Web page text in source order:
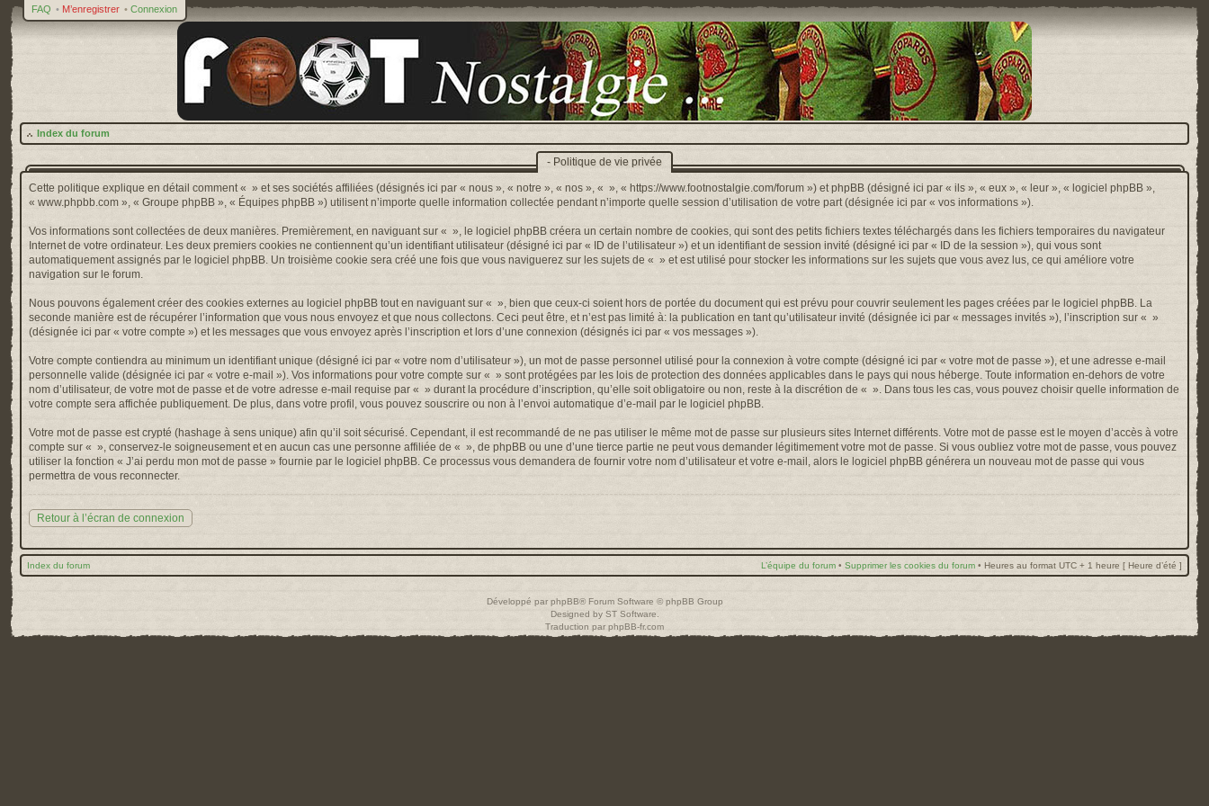
FAQ • M’enregistrer • Connexion
Index du forum
- Politique de vie privée
Cette politique explique en détail comment « » et ses sociétés affiliées (désignés ici par « nous », « notre », « nos », « », « https://www.footnostalgie.com/forum ») et phpBB (désigné ici par « ils », « eux », « leur », « logiciel phpBB »,
« www.phpbb.com », « Groupe phpBB », « Équipes phpBB ») utilisent n’importe quelle information collectée pendant n’importe quelle session d’utilisation de votre part (désignée ici par « vos informations »).
Vos informations sont collectées de deux manières. Premièrement, en naviguant sur « », le logiciel phpBB créera un certain nombre de cookies, qui sont des petits fichiers textes téléchargés dans les fichiers temporaires du navigateur
Internet de votre ordinateur. Les deux premiers cookies ne contiennent qu’un identifiant utilisateur (désigné ici par « ID de l’utilisateur ») et un identifiant de session invité (désigné ici par « ID de la session »), qui vous sont
automatiquement assignés par le logiciel phpBB. Un troisième cookie sera créé une fois que vous naviguerez sur les sujets de « » et est utilisé pour stocker les informations sur les sujets que vous avez lus, ce qui améliore votre
navigation sur le forum.
Nous pouvons également créer des cookies externes au logiciel phpBB tout en naviguant sur « », bien que ceux-ci soient hors de portée du document qui est prévu pour couvrir seulement les pages créées par le logiciel phpBB. La
seconde manière est de récupérer l’information que vous nous envoyez et que nous collectons. Ceci peut être, et n’est pas limité à: la publication en tant qu’utilisateur invité (désignée ici par « messages invités »), l’inscription sur « »
(désignée ici par « votre compte ») et les messages que vous envoyez après l’inscription et lors d’une connexion (désignés ici par « vos messages »).
Votre compte contiendra au minimum un identifiant unique (désigné ici par « votre nom d’utilisateur »), un mot de passe personnel utilisé pour la connexion à votre compte (désigné ici par « votre mot de passe »), et une adresse e-mail
personnelle valide (désignée ici par « votre e-mail »). Vos informations pour votre compte sur « » sont protégées par les lois de protection des données applicables dans le pays qui nous héberge. Toute information en-dehors de votre
nom d’utilisateur, de votre mot de passe et de votre adresse e-mail requise par « » durant la procédure d’inscription, qu’elle soit obligatoire ou non, reste à la discrétion de « ». Dans tous les cas, vous pouvez choisir quelle information de
votre compte sera affichée publiquement. De plus, dans votre profil, vous pouvez souscrire ou non à l’envoi automatique d’e-mail par le logiciel phpBB.
Votre mot de passe est crypté (hashage à sens unique) afin qu’il soit sécurisé. Cependant, il est recommandé de ne pas utiliser le même mot de passe sur plusieurs sites Internet différents. Votre mot de passe est le moyen d’accès à votre
compte sur « », conservez-le soigneusement et en aucun cas une personne affiliée de « », de phpBB ou une d’une tierce partie ne peut vous demander légitimement votre mot de passe. Si vous oubliez votre mot de passe, vous pouvez
utiliser la fonction « J’ai perdu mon mot de passe » fournie par le logiciel phpBB. Ce processus vous demandera de fournir votre nom d’utilisateur et votre e-mail, alors le logiciel phpBB générera un nouveau mot de passe qui vous
permettra de vous reconnecter.
Retour à l’écran de connexion
Index du forum L’équipe du forum • Supprimer les cookies du forum • Heures au format UTC + 1 heure [ Heure d’été ]
Développé par phpBB® Forum Software © phpBB Group
Designed by ST Software
Traduction par phpBB-fr.com